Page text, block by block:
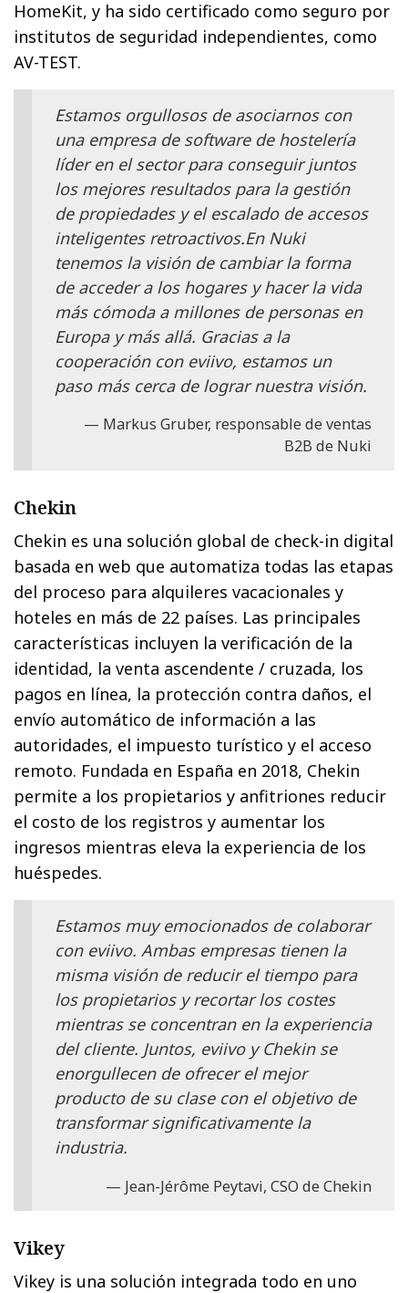
HomeKit, y ha sido certificado como seguro por
institutos de seguridad independientes, como
AV-TEST.
Estamos orgullosos de asociarnos con
una empresa de software de hostelería
líder en el sector para conseguir juntos
los mejores resultados para la gestión
de propiedades y el escalado de accesos
inteligentes retroactivos.En Nuki
tenemos la visión de cambiar la forma
de acceder a los hogares y hacer la vida
más cómoda a millones de personas en
Europa y más allá. Gracias a la
cooperación con eviivo, estamos un
paso más cerca de lograr nuestra visión.
Markus Gruber, responsable de ventas
B2B de Nuki
Chekin
Chekin es una solución global de check-in digital
basada en web que automatiza todas las etapas
del proceso para alquileres vacacionales y
hoteles en más de 22 países. Las principales
características incluyen la verificación de la
identidad, la venta ascendente / cruzada, los
pagos en línea, la protección contra daños, el
envío automático de información a las
autoridades, el impuesto turístico y el acceso
remoto. Fundada en España en 2018, Chekin
permite a los propietarios y anfitriones reducir
el costo de los registros y aumentar los
ingresos mientras eleva la experiencia de los
huéspedes.
Estamos muy emocionados de colaborar
con eviivo. Ambas empresas tienen la
misma visión de reducir el tiempo para
los propietarios y recortar los costes
mientras se concentran en la experiencia
del cliente. Juntos, eviivo y Chekin se
enorgullecen de ofrecer el mejor
producto de su clase con el objetivo de
transformar significativamente la
industria.
Jean-Jérôme Peytavi, CSO de Chekin
Vikey
Vikey is una solución integrada todo en uno